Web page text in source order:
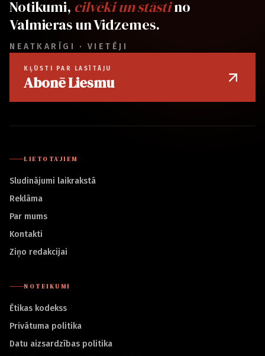
Notikumi, cilvēki un stāstino
Valmieras un Vidzemes.
NEATKARĪGI · VIETĒJI
KĻŪSTI PAR LASĪTĀJU
Abonē Liesmu
LIETOTĀJIEM
Sludinājumi laikrakstā
Reklāma
Par mums
Kontakti
Ziņo redakcijai
NOTEIKUMI
Ētikas kodekss
Privātuma politika
Datu aizsardzības politika